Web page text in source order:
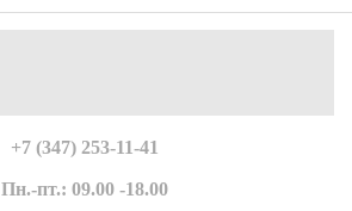
+7 (347) 253-11-41
Пн.-пт.: 09.00 -18.00